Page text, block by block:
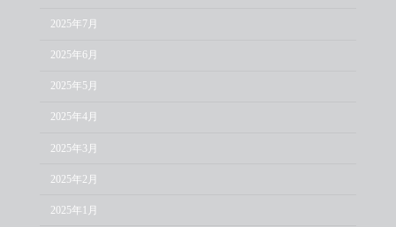
2025年7月
2025年6月
2025年5月
2025年4月
2025年3月
2025年2月
2025年1月